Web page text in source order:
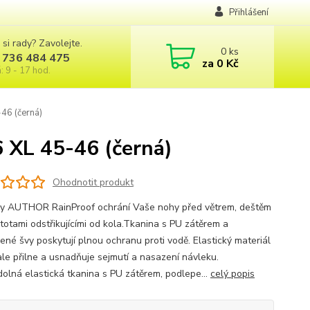
Přihlášení
rady? Zavolejte.
484 475
9 - 17 hod.
0ks
za 0 Kč
(černá)
45-46 (černá)
Ohodnotit produkt
AUTHOR RainProof ochrání Vaše nohy před větrem, deštěm
odstřikujícími od kola.Tkanina s PU zátěrem a
švy poskytují plnou ochranu proti vodě. Elastický materiál
přilne a usnadňuje sejmutí a nasazení návleku.
elastická tkanina s PU zátěrem, podlepe... celý popis